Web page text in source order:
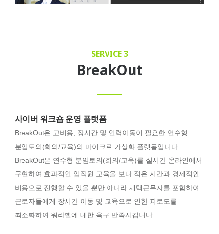
SERVICE 3
BreakOut
사이버 워크숍 운영 플랫폼
BreakOut은 고비용, 장시간 및 인력이동이 필요한 연수형
분임토의(회의/교육)의 마이크로 가상화 플랫폼입니다.
BreakOut은 연수형 분임토의(회의/교육)를 실시간 온라인에서
구현하여 효과적인 임직원 교육을 보다 적은 시간과 경제적인
비용으로 진행할 수 있을 뿐만 아니라 재택근무자를 포함하여
근로자들에게 장시간 이동 및 교육으로 인한 피로도를
최소화하여 워라밸에 대한 욕구 만족시킵니다.